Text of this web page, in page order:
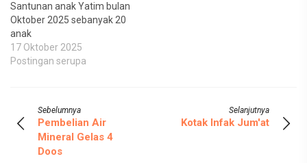
Santunan anak Yatim bulan
Oktober 2025 sebanyak 20
anak
17 Oktober 2025
Postingan serupa
Sebelumnya
Pembelian Air
Mineral Gelas 4
Doos
Selanjutnya
Kotak Infak Jum'at